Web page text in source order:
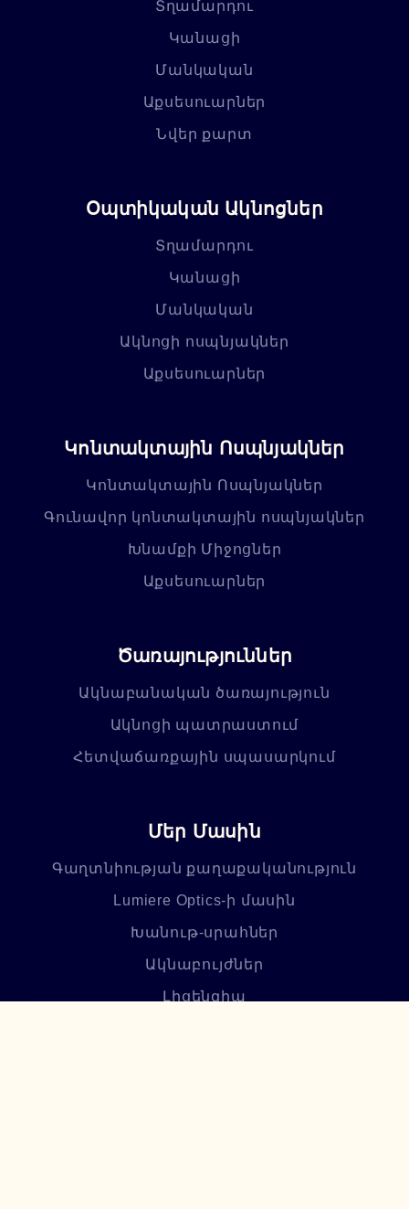
Տղամարդու
Կանացի
Մանկական
Աքսեսուարներ
Նվեր քարտ
Օպտիկական Ակնոցներ
Տղամարդու
Կանացի
Մանկական
Ակնոցի ոսպնյակներ
Աքսեսուարներ
Կոնտակտային Ոսպնյակներ
Կոնտակտային Ոսպնյակներ
Գունավոր կոնտակտային ոսպնյակներ
Խնամքի Միջոցներ
Աքսեսուարներ
Ծառայություններ
Ակնաբանական ծառայություն
Ակնոցի պատրաստում
Հետվաճառքային սպասարկում
Մեր Մասին
Գաղտնիության քաղաքականություն
Lumiere Optics-ի մասին
Խանութ-սրահներ
Ակնաբույժներ
Լիցենզիա